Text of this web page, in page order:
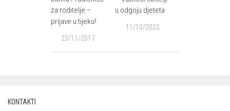
za roditelje –
prijave u tijeku!
23/11/2017
u odgoju djeteta
11/10/2022
KONTAKTI